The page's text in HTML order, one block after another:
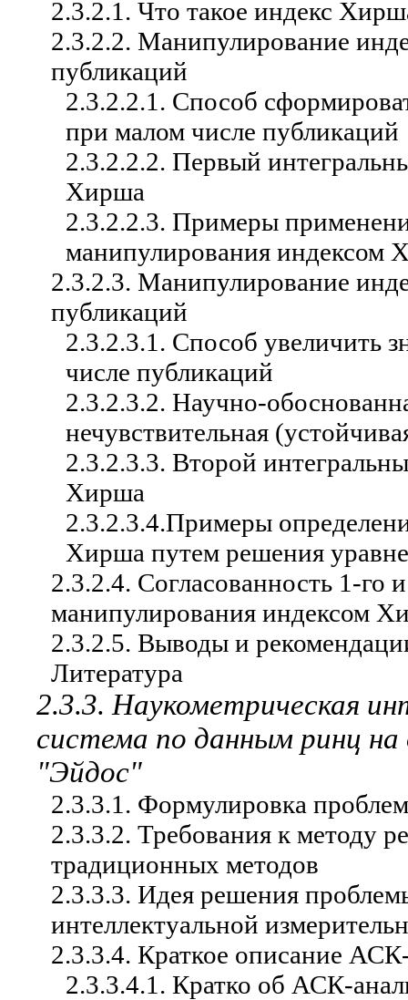
2.3.2.1. Что такое индекс
2.3.2.2. Манипулирование
публикаций
2.3.2.2.1. Способ
при малом числе публикаций
2.3.2.2.2. Первый
Хирша
2.3.2.2.3. Примеры
манипулирования индексом
2.3.2.3. Манипулирование
публикаций
2.3.2.3.1. Способ увеличить
числе публикаций
2.3.2.3.2. Научно-
нечувствительная
2.3.2.3.3. Второй
Хирша
2.3.2.3.4.Примеры
Хирша путем решения
2.3.2.4. Согласованность 1-го
манипулирования индексом
2.3.2.5. Выводы и
Литература
2.3.3. Наукометрическая
система по данным ринц на
"Эйдос"
2.3.3.1. Формулировка
2.3.3.2. Требования к методу
традиционных методов
2.3.3.3. Идея решения
интеллектуальной
2.3.3.4. Краткое описание
2.3.3.4.1. Кратко об АСК-